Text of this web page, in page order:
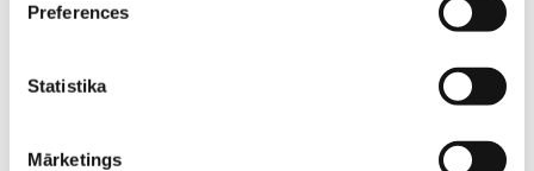
Preferences
Statistika
Mārketings
PIEPRASĪT PIEDĀVĀJUMU